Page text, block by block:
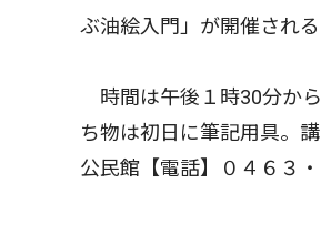
ぶ油絵入門」が開催され
時間は午後１時30分か
ち物は初日に筆記用具。
公民館【電話】０４６３